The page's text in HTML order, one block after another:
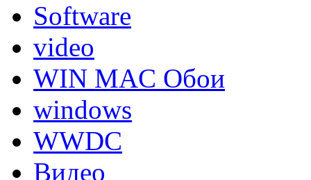
Software
video
WIN MAC Обои
windows
WWDC
Видео